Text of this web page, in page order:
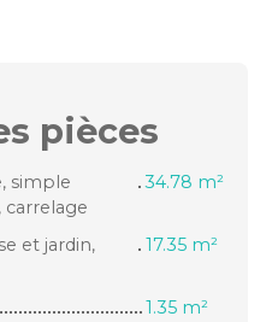
pièces
simple
34.78 m²
et jardin,
17.35 m²
1.35 m²